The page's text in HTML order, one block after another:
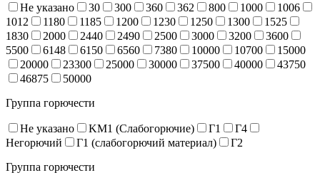
Не указано 30 300 360 362 800 1000
1006
1012
1180 1185 1200 1230 1250 1300
1525
1830
2000 2440 2490 2500 3000 3200
3600
5500
6148 6150 6560 7380 10000 10700
15000
20000
23300 25000 30000 37500 40000
43750
46875
50000
Группа горючести
Не указано KM1 (Слабогорючие) Г1
Г4
Негорючий
Г1 (слабогорючий материал)
Г2
Группа горючести